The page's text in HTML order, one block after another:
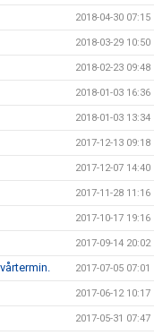
2018-04-30 07:15
2018-03-29 10:50
2018-02-23 09:48
2018-01-03 16:36
2018-01-03 13:34
2017-12-13 09:18
2017-12-07 14:40
2017-11-28 11:16
2017-10-17 19:16
2017-09-14 20:02
2017-07-05 07:01
2017-06-12 10:17
2017-05-31 07:47